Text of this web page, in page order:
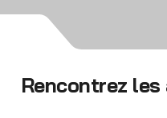
Rencontrez